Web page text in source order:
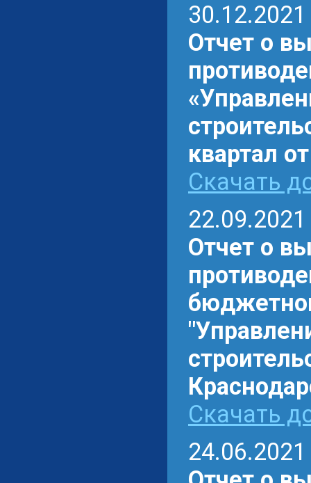
30.12.2021
Отчет о
квартал
Скачать
22.09.2021
Отчет о
Скачать
24.06.2021